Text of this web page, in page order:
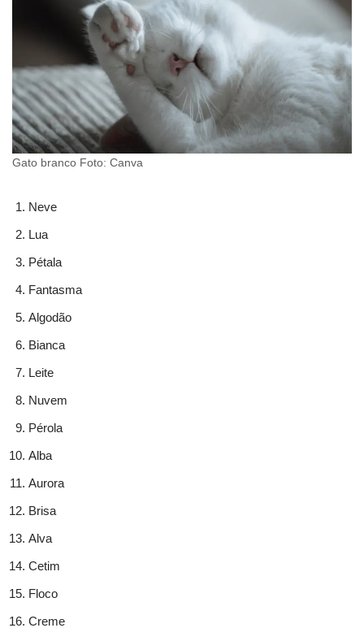
Gato branco Foto: Canva
Neve
Lua
Pétala
Fantasma
Algodão
Bianca
Leite
Nuvem
Pérola
Alba
Aurora
Brisa
Alva
Cetim
Floco
Creme